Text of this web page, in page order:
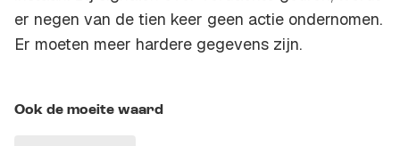
er negen van de tien keer geen actie ondernomen.
Er moeten meer hardere gegevens zijn.
Ook de moeite waard